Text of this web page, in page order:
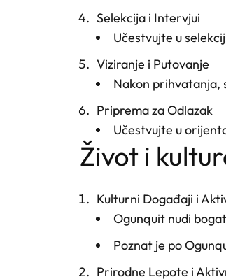
Selekcija i Intervjui
Učestvujte u
Viziranje i Putovanje
Nakon prihvatanja,
Priprema za Odlazak
Učestvujte u
život i
Kulturni Događaji i
Ogunquit nudi
Poznat je po
Prirodne Lepote i